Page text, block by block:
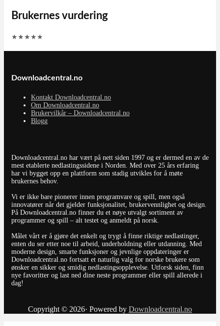
Brukernes vurdering
★ ★ ★ ★ ★
Downloadcentral.no
Kontakt Downloadcentral.no
Om Downloadcentral.no
Brukervilkår – Downloadcentral.no
Blogg
Downloadcentral.no har vært på nett siden 1997 og er dermed en av de
mest etablerte nedlastingssidene i Norden. Med over 25 års erfaring
har vi bygget opp en plattform som stadig utvikles for å møte
brukernes behov.
Vi er ikke bare pionerer innen programvare og spill, men også
innovatører når det gjelder funksjonalitet, brukervennlighet og design.
På Downloadcentral.no finner du et nøye utvalgt sortiment av
programmer og spill – alt testet og anmeldt på norsk.
Målet vårt er å gjøre det enkelt og trygt å finne riktige nedlastinger,
enten du ser etter noe til arbeid, underholdning eller utdanning. Med
moderne design, smarte funksjoner og jevnlige oppdateringer er
Downloadcentral.no fortsatt et naturlig valg for norske brukere som
ønsker en sikker og smidig nedlastingsopplevelse. Utforsk siden, finn
nye favoritter og last ned dine neste programmer eller spill allerede i
dag!
Copyright © 2026· Powered by Downloadcentral.no